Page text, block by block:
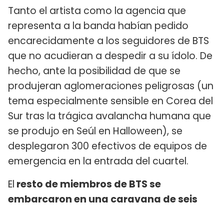
Tanto el artista como la agencia que
representa a la banda habían pedido
encarecidamente a los seguidores de BTS
que no acudieran a despedir a su ídolo. De
hecho, ante la posibilidad de que se
produjeran aglomeraciones peligrosas (un
tema especialmente sensible en Corea del
Sur tras la trágica avalancha humana que
se produjo en Seúl en Halloween), se
desplegaron 300 efectivos de equipos de
emergencia en la entrada del cuartel.
El resto de miembros de BTS se
embarcaron en una caravana de seis